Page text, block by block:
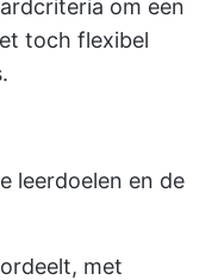
om een
toch flexibel
leerdoelen en de
met